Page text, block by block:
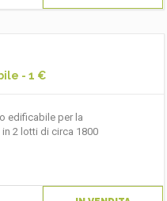
- 1 €
edificabile per la
2 lotti di circa 1800